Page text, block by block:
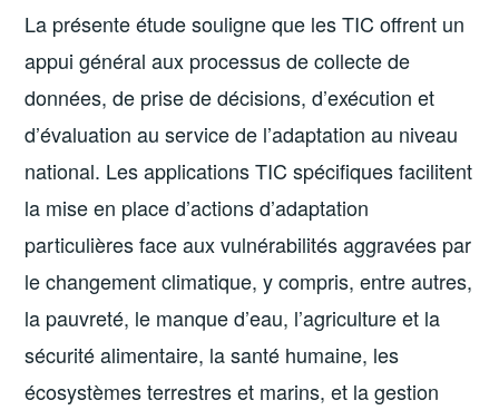
La présente étude souligne que les TIC offrent un
appui général aux processus de collecte de
données, de prise de décisions, d’exécution et
d’évaluation au service de l’adaptation au niveau
national. Les applications TIC spécifiques facilitent
la mise en place d’actions d’adaptation
particulières face aux vulnérabilités aggravées par
le changement climatique, y compris, entre autres,
la pauvreté, le manque d’eau, l’agriculture et la
sécurité alimentaire, la santé humaine, les
écosystèmes terrestres et marins, et la gestion